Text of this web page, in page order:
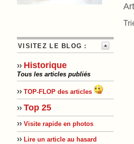
VISITEZ LE BLOG :
›› Historique
Tous les articles publiés
›› TOP-FLOP des articles
›› Top 25
›› Visite rapide en photos
›› Lire un article au hasard